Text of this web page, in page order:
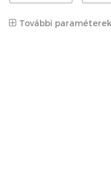
További paraméterek